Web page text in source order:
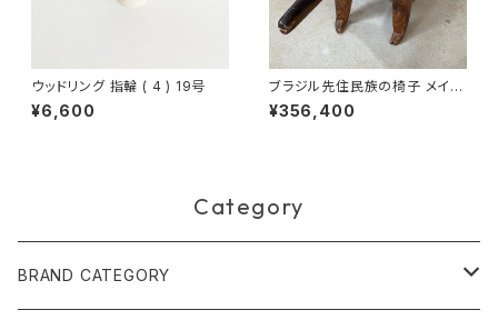
ウッドリング 指輪 ( 4 ) 19号
¥6,600
ブラジル先住民族の椅子 メイナ
ク族 アリクイ（送料着払い）
¥356,400
Category
BRAND CATEGORY